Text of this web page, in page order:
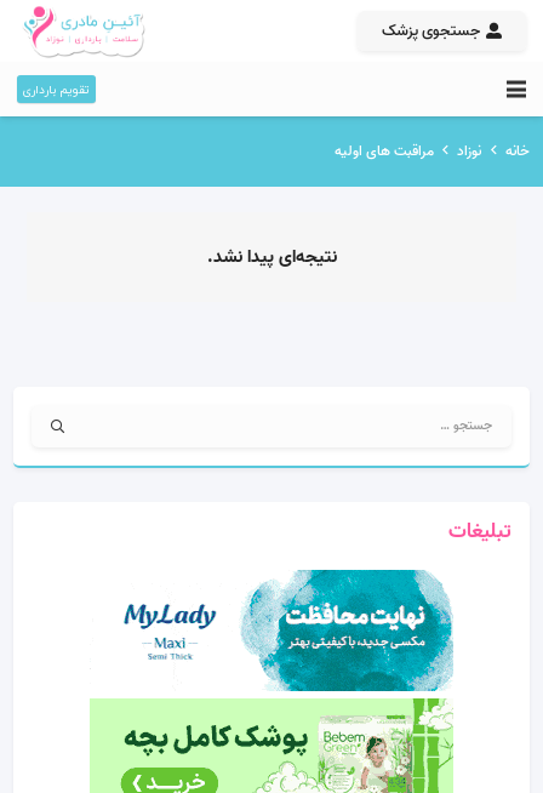
جستجوی پزشک
تقویم بارداری
خانه نوزاد مراقبت های اولیه
نتیجه‌ای پیدا نشد.
جستجو
تبلیغات